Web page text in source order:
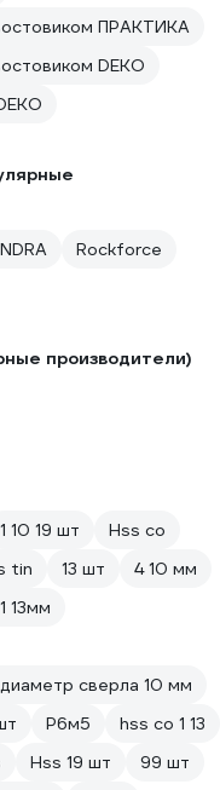
ПРАКТИКА
DEKO
Rockforce
производители)
1 10 19 шт
Hss co
tin 13 шт
4 10 мм
13мм
сверла 10 мм
Р6м5
hss co 1 13
Hss 19 шт
99 шт